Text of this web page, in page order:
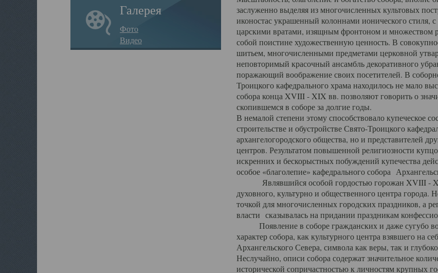
Галерея
Фото
Видео
заслуженно выделяя из многочисленных культовых
иконостас украшенный колоннами ионического стиля,
царскими вратами, изящным фронтоном и множеством
собой поистине художественную ценность. В
шитьем, многочисленными предметами церковной
неповторимый красочный ансамбль декоративного
поражающий воображение своих посетителей. В
Троицкого кафедрального храма находилось не мало
собора конца XVIII - XIX вв. позволяют говорить о
скопившемся в соборе за долгие годы.
В немалой степени этому способствовало купеческое
строительстве и обустройстве Свято-Троицкого
архангелогородского общества, но и представителей
центров. Результатом повышенной религиозности
искренних и бескорыстных побуждений купечества
особое «благолепие» кафедрального собора
Являвшийся особой гордостью горожан XVIII -
духовного, культурно и общественного центра города.
точкой для многочисленных городских праздников, а
власти сказывалась на придании праздникам
Появление в соборе гражданских и даже сугубо
характер собора, как культурного центра взявшего на
Архангельского Севера, символа как веры, так и
Неслучайно, описи собора содержат значительное
исторической сопричастностью к личностям крупных